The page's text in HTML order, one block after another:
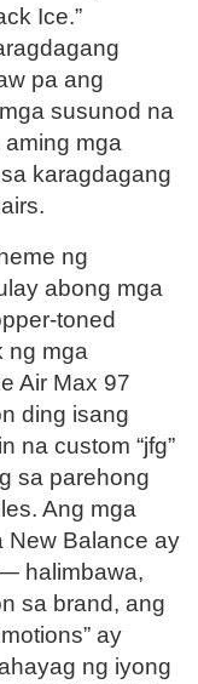
Ice.”
pa ang
susunod na
mga
karagdagang
ng
abong mga
toned
ng mga
Air Max 97
ding isang
na custom “jfg”
sa parehong
Ang mga
New Balance ay
halimbawa,
sa brand, ang
ay
ng iyong